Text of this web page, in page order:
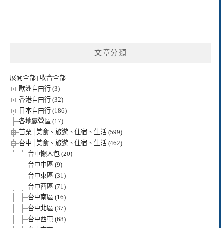
文章分類
展開全部 | 收合全部
歐洲自由行 (3)
香港自由行 (32)
日本自由行 (186)
各地露營區 (17)
苗栗│美食、旅遊、住宿、生活 (599)
台中│美食、旅遊、住宿、生活 (462)
台中懶人包 (20)
台中中區 (9)
台中東區 (31)
台中西區 (71)
台中南區 (16)
台中北區 (37)
台中西屯 (68)